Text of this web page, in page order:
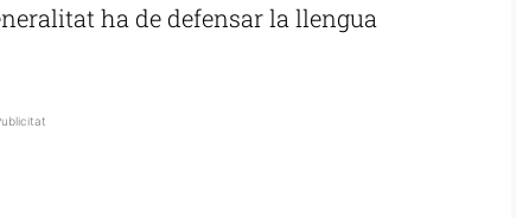
ha de defensar la llengua